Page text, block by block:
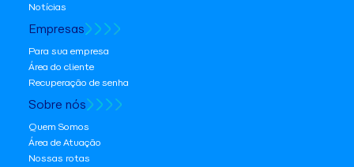
Notícias
Empresas
Para sua empresa
Área do cliente
Recuperação de senha
Sobre nós
Quem Somos
Área de Atuação
Nossas rotas